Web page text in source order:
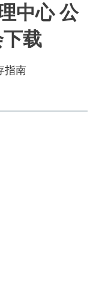
中心 公
载
指南